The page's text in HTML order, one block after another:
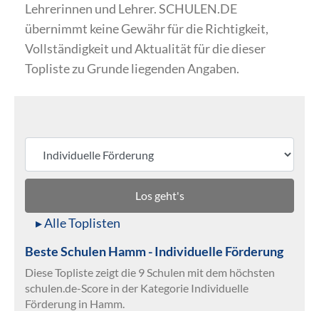
Lehrerinnen und Lehrer. SCHULEN.DE
übernimmt keine Gewähr für die Richtigkeit,
Vollständigkeit und Aktualität für die dieser
Topliste zu Grunde liegenden Angaben.
Los geht's
▸ Alle Toplisten
Beste Schulen Hamm - Individuelle Förderung
Diese Topliste zeigt die 9 Schulen mit dem höchsten
schulen.de-Score in der Kategorie Individuelle
Förderung in Hamm.